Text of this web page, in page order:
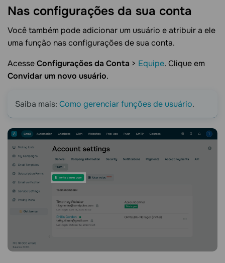
Nas configurações da sua conta
Você também pode adicionar um usuário e atribuir a ele
uma função nas configurações de sua conta.
AcesseConfigurações da Conta > Equipe. Clique em
Convidar um novo usuário.
Saiba mais: Como gerenciar funções de usuário.